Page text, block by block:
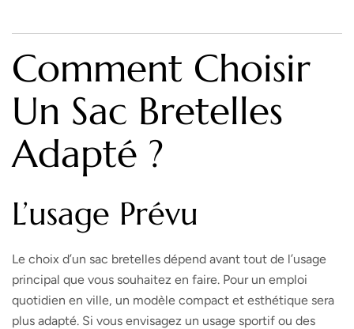
Comment Choisir
Un Sac Bretelles
Adapté ?
L’usage Prévu
Le choix d’un sac bretelles dépend avant tout de l’usage
principal que vous souhaitez en faire. Pour un emploi
quotidien en ville, un modèle compact et esthétique sera
plus adapté. Si vous envisagez un usage sportif ou des